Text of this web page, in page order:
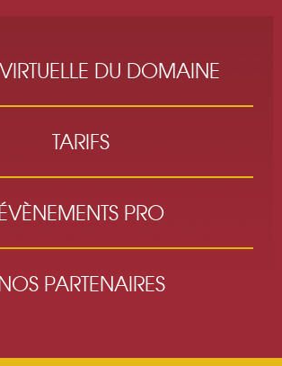
DU DOMAINE
TARIFS
PRO
PARTENAIRES